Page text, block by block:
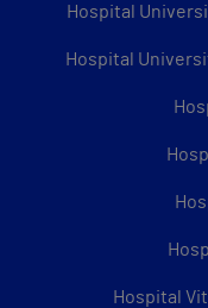
Hospital
Hospital
Hospital